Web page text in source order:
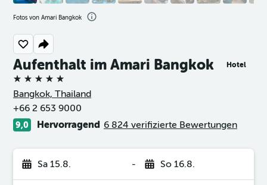
Aufenthalt im Amari Bangkok Hotel
5 Sterne
Bangkok, Thailand
+66 2 653 9000
9,0 Hervorragend 6 824 verifizierte Bewertungen
Sa 15.8. - So 16.8.
Fotos von Amari Bangkok